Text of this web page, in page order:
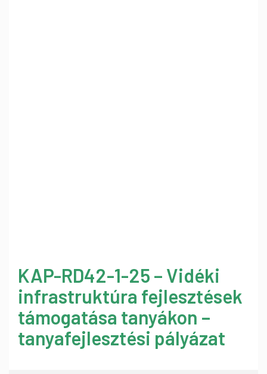
KAP-RD42-1-25 – Vidéki
infrastruktúra fejlesztések
támogatása tanyákon –
tanyafejlesztési pályázat